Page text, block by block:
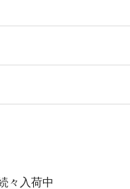
入荷中